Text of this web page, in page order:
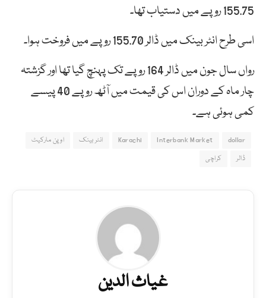
155.75 روپے میں دستیاب تھا۔
اسی طرح انٹر بینک میں ڈالر 155.70 روپے میں فروخت ہوا۔
رواں سال جون میں ڈالر 164 روپے تک پہنچ گیا تھا اور گزشتہ
چار ماہ کے دوران اس کی قیمت میں آٹھ روپے 40 پیسے
کمی ہوئی ہے۔
dollar
Interbank Market
Karachi انٹر بینک
اوپن مارکیٹ
ڈالر
کراچی
غیاث الدین